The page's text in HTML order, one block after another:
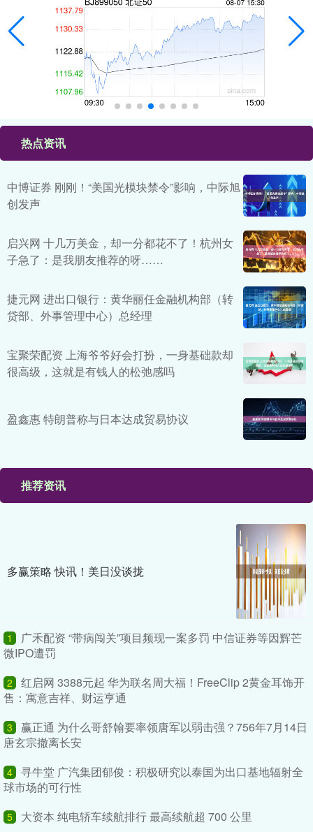
热点资讯
中博证券 刚刚！“美国光模块禁令”影响，中际旭
创发声
启兴网 十几万美金，却一分都花不了！杭州女
子急了：是我朋友推荐的呀……
捷元网 进出口银行：黄华丽任金融机构部（转
贷部、外事管理中心）总经理
宝聚荣配资 上海爷爷好会打扮，一身基础款却
很高级，这就是有钱人的松弛感吗
盈鑫惠 特朗普称与日本达成贸易协议
推荐资讯
多赢策略 快讯！美日没谈拢
1
广禾配资 “带病闯关”项目频现一案多罚 中信证券等因辉芒
微IPO遭罚
2
红启网 3388元起 华为联名周大福！FreeClip 2黄金耳饰开
售：寓意吉祥、财运亨通
3
赢正通 为什么哥舒翰要率领唐军以弱击强？756年7月14日
唐玄宗撤离长安
4 寻牛堂 广汽集团郁俊：积极研究以泰国为出口基地辐射全
球市场的可行性
5 大资本 纯电轿车续航排行 最高续航超 700 公里